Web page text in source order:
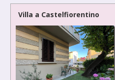
Villa a Castelfiorentino